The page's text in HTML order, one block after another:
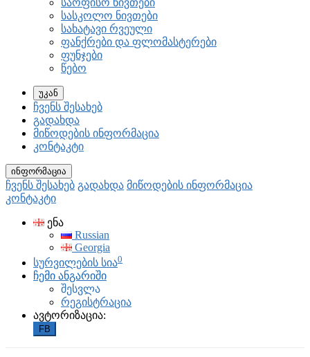
საოფისო ნივთები
სასკოლო ნივთები
სახატავი რვეული
ფანქრები და ფლომასტერები
ფუნჯები
წებო
უკან
ჩვენს შესახებ
გადახდა
მიწოდების ინფორმაცია
კონტაკტი
ინფორმაცია
ჩვენს შესახებ გადახდა მიწოდების ინფორმაცია
კონტაკტი
ენა
Russian
Georgia
სურვილების სია0
ჩემი ანგარიში
შესვლა
რეგისტრაცია
ავტორიზაცია:
FB